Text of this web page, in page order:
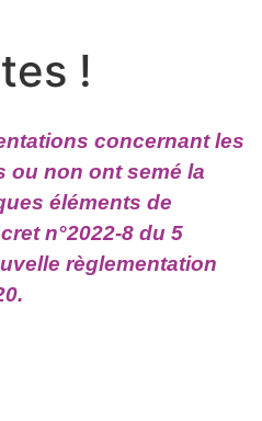
!
concernant les
ou non ont semé la
éléments de
n°2022-8 du 5
règlementation